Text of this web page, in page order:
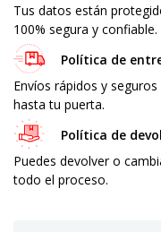
Tus datos están
100% segura y confiable.
Política de
Envíos rápidos y
hasta tu puerta.
Política de
Puedes devolver o
todo el proceso.